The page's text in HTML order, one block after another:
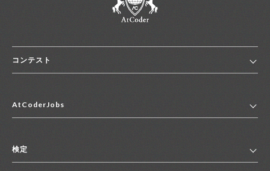
コンテスト
コンテスト一覧
便利リンク集
AtCoderJobs
2027年新卒採用求人一覧
検定